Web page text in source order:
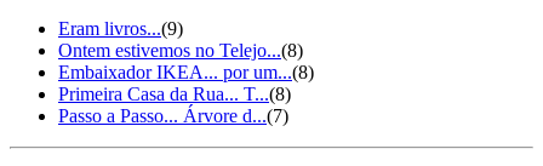
Eram livros...(9)
Ontem estivemos no Telejo...(8)
Embaixador IKEA... por um...(8)
Primeira Casa da Rua... T...(8)
Passo a Passo... Árvore d...(7)